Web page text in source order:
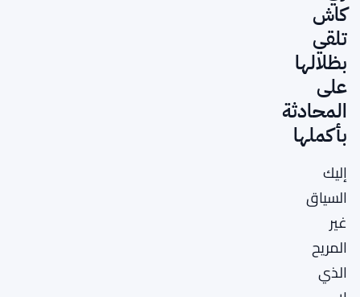
كاش
تلقي
بظلالها
على
المحادثة
بأكملها
إليك
السياق
غير
المريح
الذي